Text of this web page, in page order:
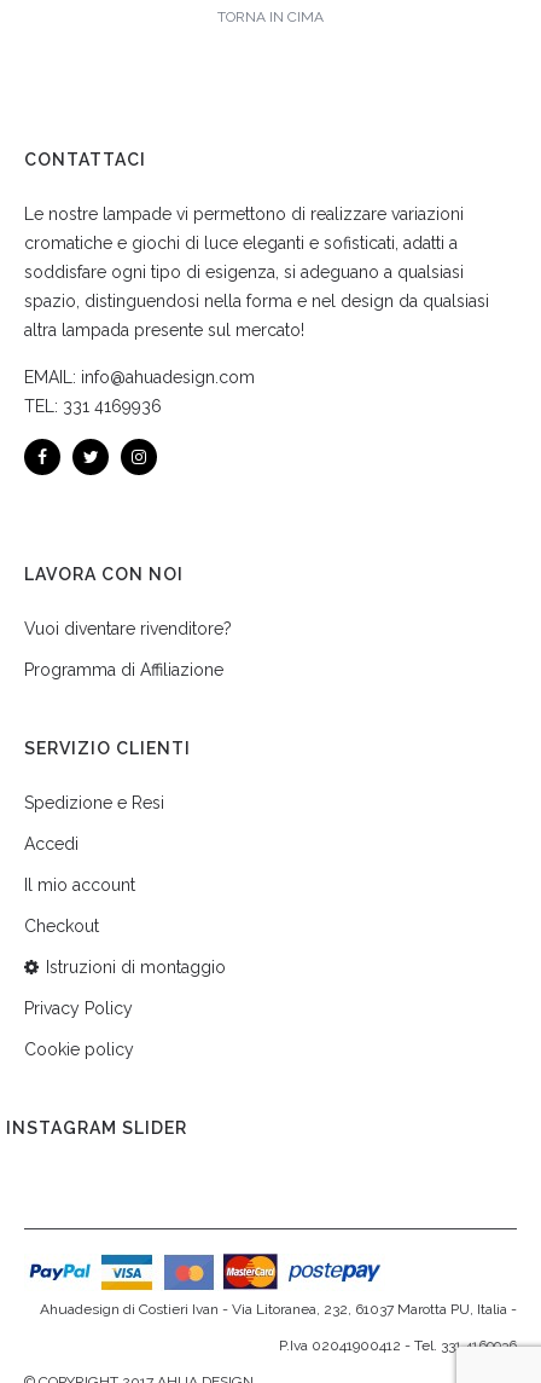
TORNA IN CIMA
CONTATTACI
Le nostre lampade vi permettono di realizzare variazioni
cromatiche e giochi di luce eleganti e sofisticati, adatti a
soddisfare ogni tipo di esigenza, si adeguano a qualsiasi
spazio, distinguendosi nella forma e nel design da qualsiasi
altra lampada presente sul mercato!
EMAIL: info@ahuadesign.com
TEL: 331 4169936
LAVORA CON NOI
Vuoi diventare rivenditore?
Programma di Affiliazione
SERVIZIO CLIENTI
Spedizione e Resi
Accedi
Il mio account
Checkout
Istruzioni di montaggio
Privacy Policy
Cookie policy
INSTAGRAM SLIDER
Ahuadesign di Costieri Ivan - Via Litoranea, 232, 61037 Marotta PU, Italia -
P.Iva 02041900412 - Tel. 331 4169936